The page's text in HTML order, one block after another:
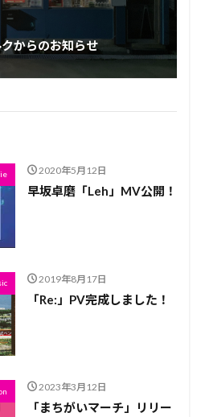
からのお知らせ
2020年5月12日
早坂卓磨「Leh」MV公開！
2019年8月17日
「Re:」PV完成しました！
2023年3月12日
「まちがいマーチ」リリー